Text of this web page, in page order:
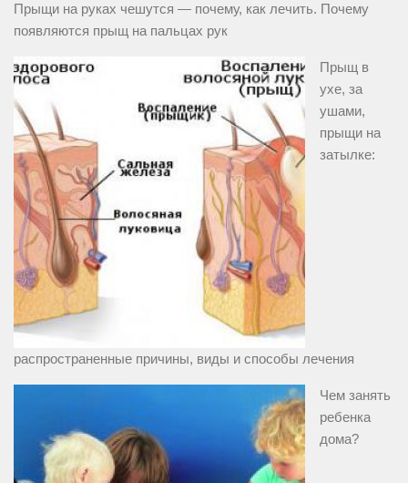
Прыщи на руках чешутся — почему, как лечить. Почему
появляются прыщ на пальцах рук
Прыщ в
ухе, за
ушами,
прыщи на
затылке:
распространенные причины, виды и способы лечения
Чем занять
ребенка
дома?